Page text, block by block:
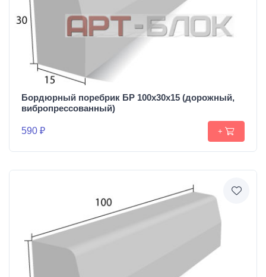
Бордюрный поребрик БР 100х30х15 (дорожный,
вибропрессованный)
590 ₽ +